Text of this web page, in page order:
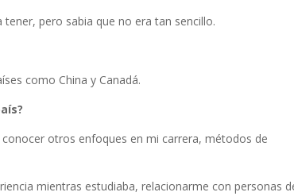
pero sabia que no era tan sencillo.
como China y Canadá.
otros enfoques en mi carrera, métodos de
mientras estudiaba, relacionarme con personas